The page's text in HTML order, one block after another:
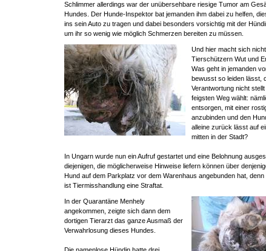
Schlimmer allerdings war der unübersehbare riesige Tumor am
Hundes. Der Hunde-Inspektor bat jemanden ihm dabei zu helfen,
ins sein Auto zu tragen und dabei besonders vorsichtig mit der
um ihr so wenig wie möglich Schmerzen bereiten zu müssen.
Und hier macht sich
Tierschützern Wut und
Was geht in jemanden
bewusst so leiden lässt,
Verantwortung nicht
feigsten Weg wählt:
entsorgen, mit einer
anzubinden und den
alleine zurück lässt auf
mitten in der Stadt?
In Ungarn wurde nun ein Aufruf gestartet und eine Belohnung
diejenigen, die möglicherweise Hinweise liefern können über
Hund auf dem Parkplatz vor dem Warenhaus angebunden hat,
ist Tiermisshandlung eine Straftat.
In der Quarantäne Menhely
angekommen, zeigte sich dann dem
dortigen Tierarzt das ganze Ausmaß der
Verwahrlosung dieses Hundes.